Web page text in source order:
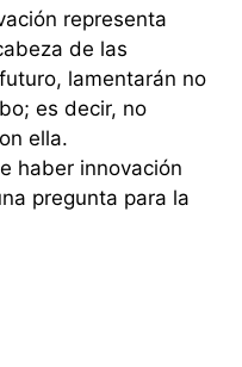
representa
de las
lamentarán no
es decir, no
ella.
haber innovación
pregunta para la